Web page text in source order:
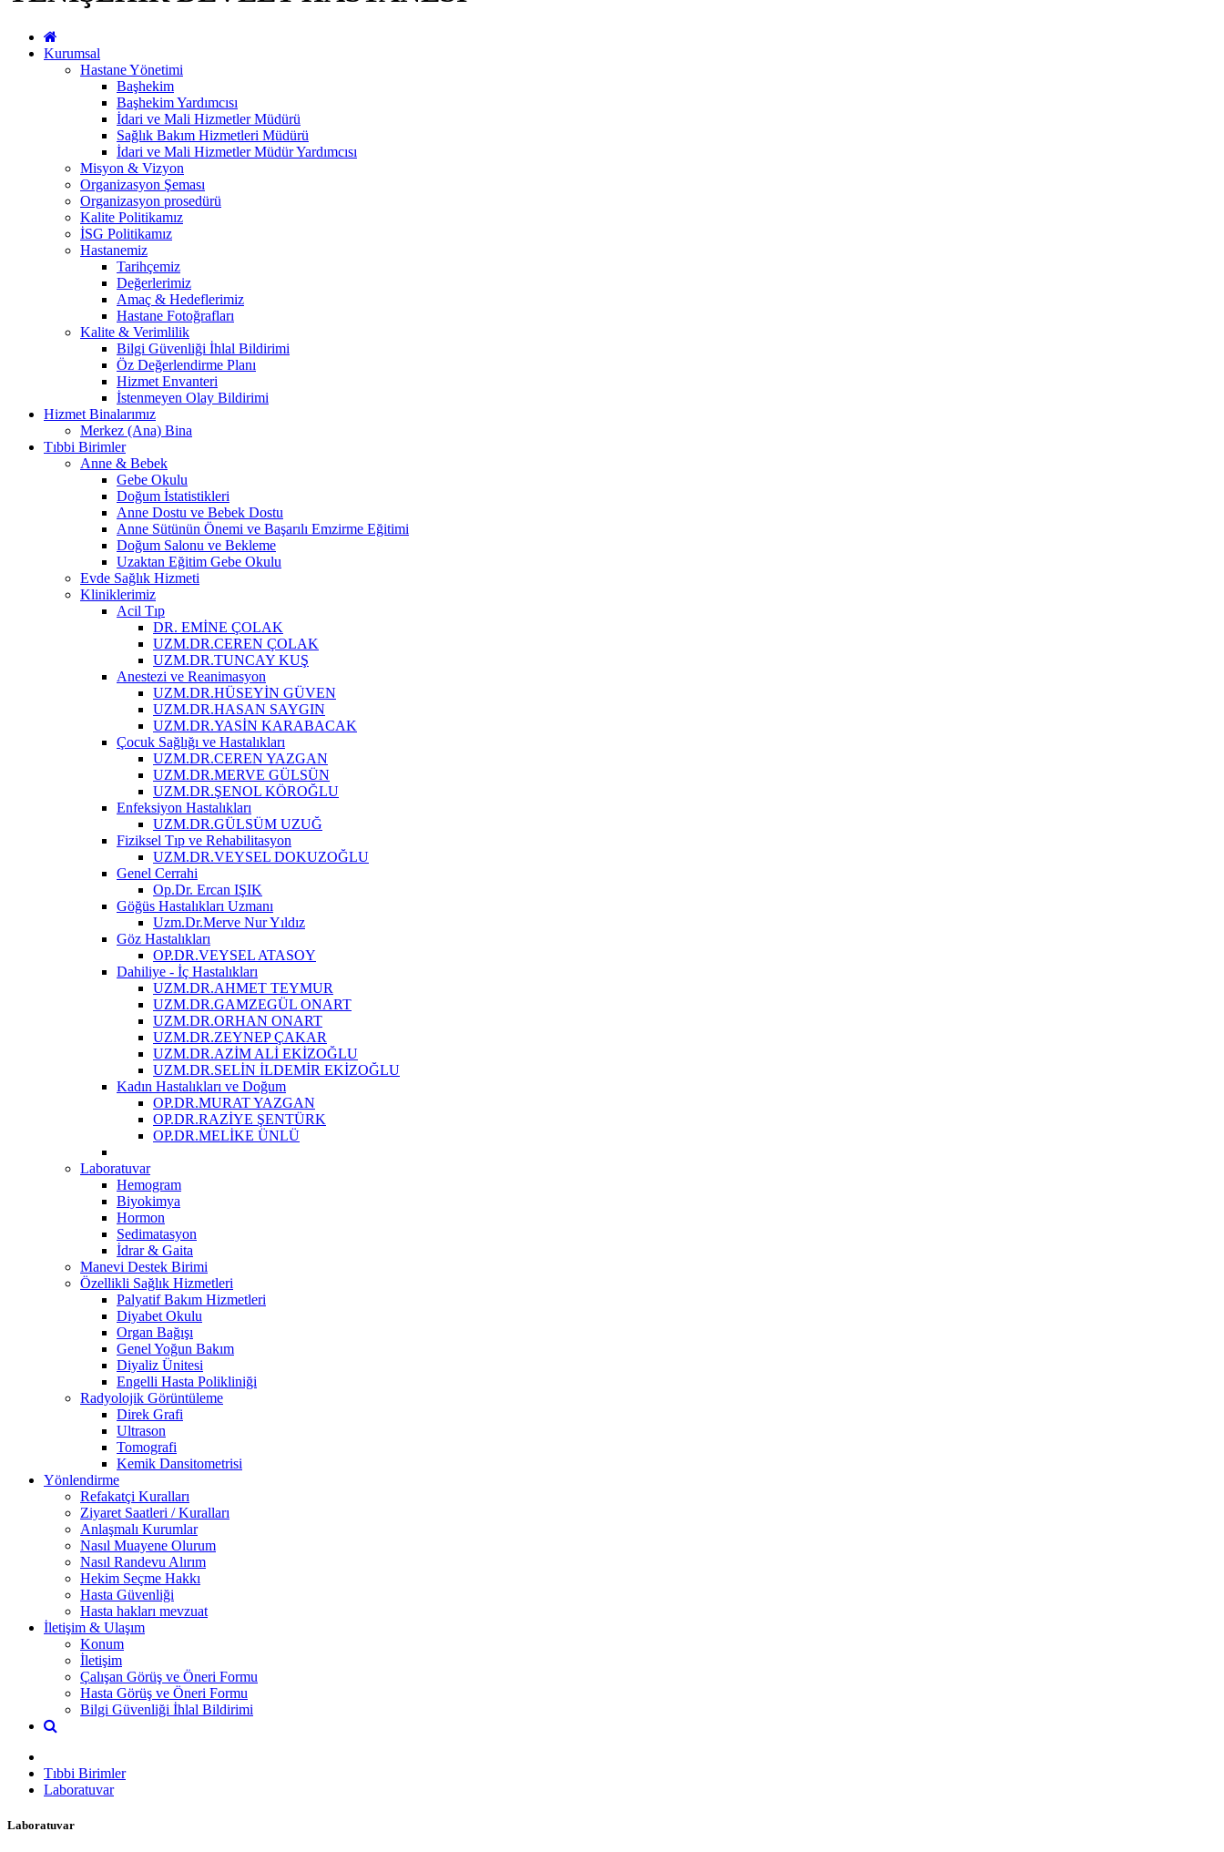
Kurumsal
Hastane Yönetimi
Başhekim
Başhekim Yardımcısı
İdari ve Mali Hizmetler Müdürü
Sağlık Bakım Hizmetleri Müdürü
İdari ve Mali Hizmetler Müdür Yardımcısı
Misyon & Vizyon
Organizasyon Şeması
Organizasyon prosedürü
Kalite Politikamız
İSG Politikamız
Hastanemiz
Tarihçemiz
Değerlerimiz
Amaç & Hedeflerimiz
Hastane Fotoğrafları
Kalite & Verimlilik
Bilgi Güvenliği İhlal Bildirimi
Öz Değerlendirme Planı
Hizmet Envanteri
İstenmeyen Olay Bildirimi
Hizmet Binalarımız
Merkez (Ana) Bina
Tıbbi Birimler
Anne & Bebek
Gebe Okulu
Doğum İstatistikleri
Anne Dostu ve Bebek Dostu
Anne Sütünün Önemi ve Başarılı Emzirme Eğitimi
Doğum Salonu ve Bekleme
Uzaktan Eğitim Gebe Okulu
Evde Sağlık Hizmeti
Kliniklerimiz
Acil Tıp
DR. EMİNE ÇOLAK
UZM.DR.CEREN ÇOLAK
UZM.DR.TUNCAY KUŞ
Anestezi ve Reanimasyon
UZM.DR.HÜSEYİN GÜVEN
UZM.DR.HASAN SAYGIN
UZM.DR.YASİN KARABACAK
Çocuk Sağlığı ve Hastalıkları
UZM.DR.CEREN YAZGAN
UZM.DR.MERVE GÜLSÜN
UZM.DR.ŞENOL KÖROĞLU
Enfeksiyon Hastalıkları
UZM.DR.GÜLSÜM UZUĞ
Fiziksel Tıp ve Rehabilitasyon
UZM.DR.VEYSEL DOKUZOĞLU
Genel Cerrahi
Op.Dr. Ercan IŞIK
Göğüs Hastalıkları Uzmanı
Uzm.Dr.Merve Nur Yıldız
Göz Hastalıkları
OP.DR.VEYSEL ATASOY
Dahiliye - İç Hastalıkları
UZM.DR.AHMET TEYMUR
UZM.DR.GAMZEGÜL ONART
UZM.DR.ORHAN ONART
UZM.DR.ZEYNEP ÇAKAR
UZM.DR.AZİM ALİ EKİZOĞLU
UZM.DR.SELİN İLDEMİR EKİZOĞLU
Kadın Hastalıkları ve Doğum
OP.DR.MURAT YAZGAN
OP.DR.RAZİYE ŞENTÜRK
OP.DR.MELİKE ÜNLÜ
Laboratuvar
Hemogram
Biyokimya
Hormon
Sedimatasyon
İdrar & Gaita
Manevi Destek Birimi
Özellikli Sağlık Hizmetleri
Palyatif Bakım Hizmetleri
Diyabet Okulu
Organ Bağışı
Genel Yoğun Bakım
Diyaliz Ünitesi
Engelli Hasta Polikliniği
Radyolojik Görüntüleme
Direk Grafi
Ultrason
Tomografi
Kemik Dansitometrisi
Yönlendirme
Refakatçi Kuralları
Ziyaret Saatleri / Kuralları
Anlaşmalı Kurumlar
Nasıl Muayene Olurum
Nasıl Randevu Alırım
Hekim Seçme Hakkı
Hasta Güvenliği
Hasta hakları mevzuat
İletişim & Ulaşım
Konum
İletişim
Çalışan Görüş ve Öneri Formu
Hasta Görüş ve Öneri Formu
Bilgi Güvenliği İhlal Bildirimi
Tıbbi Birimler
Laboratuvar
Laboratuvar